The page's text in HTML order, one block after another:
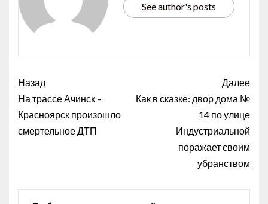
See author's posts
Назад
На трассе Ачинск –
Красноярск произошло
смертельное ДТП
Далее
Как в сказке: двор дома №
14 по улице
Индустриальной
поражает своим
убранством